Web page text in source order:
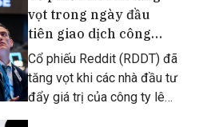
vọt trong ngày đầu
tiên giao dịch công
khai
Cổ phiếu Reddit (RDDT) đã
tăng vọt khi các nhà đầu tư
đẩy giá trị của công ty lên